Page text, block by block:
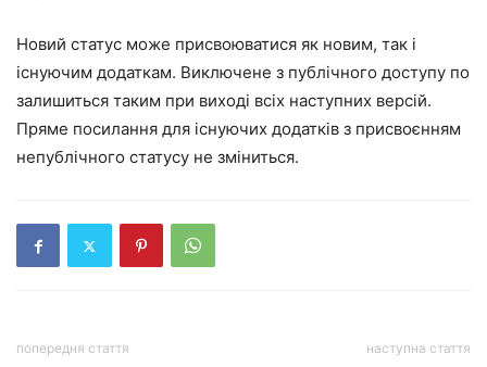
Новий статус може присвоюватися як новим, так і
існуючим додаткам. Виключене з публічного доступу по
залишиться таким при виході всіх наступних версій.
Пряме посилання для існуючих додатків з присвоєнням
непублічного статусу не зміниться.
попередня стаття наступна стаття